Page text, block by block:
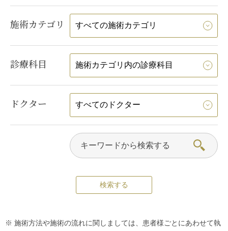
施術カテゴリ
診療科目
ドクター
※ 施術方法や施術の流れに関しましては、患者様ごとにあわせて執